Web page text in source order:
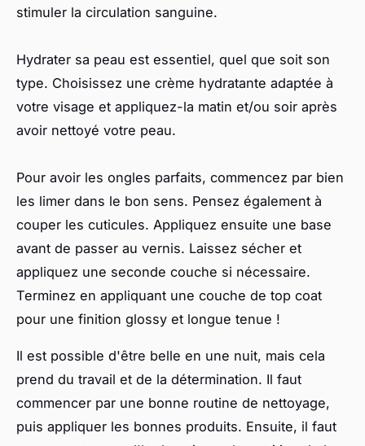
stimuler la circulation sanguine.
Hydrater sa peau est essentiel, quel que soit son
type. Choisissez une crème hydratante adaptée à
votre visage et appliquez-la matin et/ou soir après
avoir nettoyé votre peau.
Pour avoir les ongles parfaits, commencez par bien
les limer dans le bon sens. Pensez également à
couper les cuticules. Appliquez ensuite une base
avant de passer au vernis. Laissez sécher et
appliquez une seconde couche si nécessaire.
Terminez en appliquant une couche de top coat
pour une finition glossy et longue tenue !
Il est possible d'être belle en une nuit, mais cela
prend du travail et de la détermination. Il faut
commencer par une bonne routine de nettoyage,
puis appliquer les bonnes produits. Ensuite, il faut